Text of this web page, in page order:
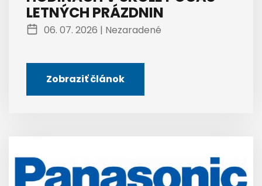
LETNÝCH PRÁZDNIN
06. 07. 2026 | Nezaradené
Zobraziť článok